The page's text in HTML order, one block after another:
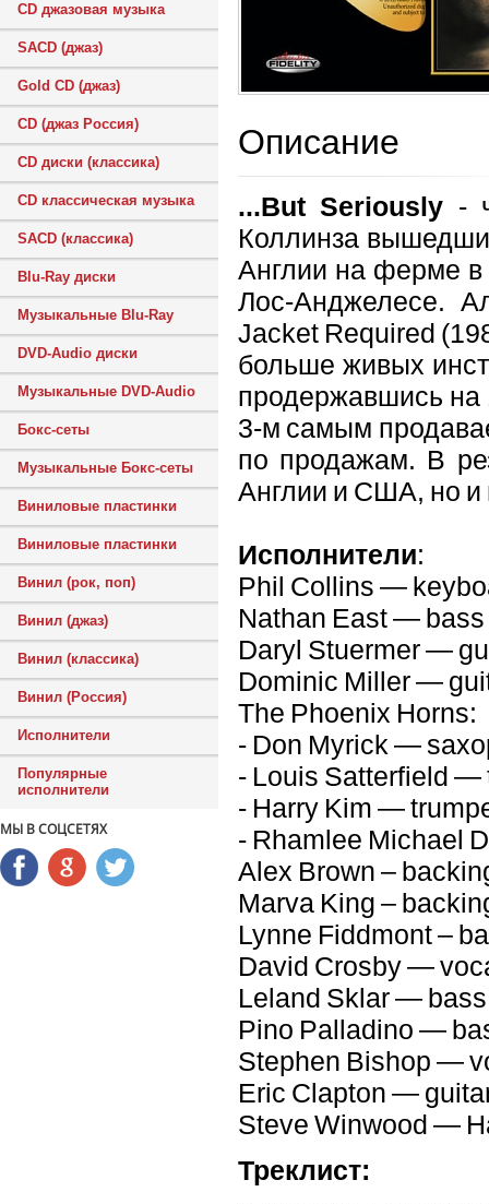
CD джазовая музыка
SACD (джаз)
Gold CD (джаз)
CD (джаз Россия)
CD диски (классика)
CD классическая музыка
SACD (классика)
Blu-Ray диски
Музыкальные Blu-Ray
DVD-Audio диски
Музыкальные DVD-Audio
Бокс-сеты
Музыкальные Бокс-сеты
Виниловые пластинки
Виниловые пластинки
Винил (рок, поп)
Винил (джаз)
Винил (классика)
Винил (Россия)
Исполнители
Популярные
исполнители
МЫ В СОЦСЕТЯХ
Описание
...But Seriously -
Коллинза
Англии на ферме в
Лос-Анджелесе.
Jacket Required
больше живых
продержавшись на
3-м самым
по продажам. В
Англии и США, но и
Исполнители:
Phil Collins —
Nathan East — bass
Daryl Stuermer —
Dominic Miller —
The Phoenix Horns:
- Don Myrick —
- Louis Satterfield —
- Harry Kim —
- Rhamlee Michael
Alex Brown –
Marva King –
Lynne Fiddmont –
David Crosby —
Leland Sklar — bass
Pino Palladino —
Stephen Bishop —
Eric Clapton —
Steve Winwood —
Треклист: